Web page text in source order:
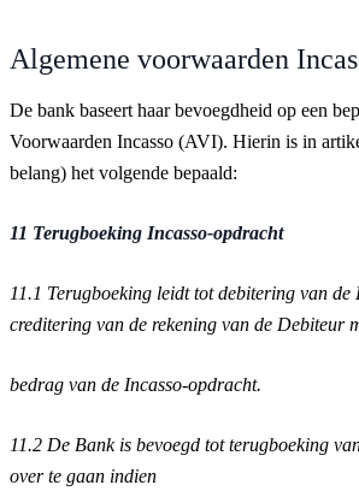
Algemene voorwaarden
De bank baseert haar bevoegdheid op een
Voorwaarden Incasso (AVI). Hierin is in
belang) het volgende bepaald:
11 Terugboeking Incasso-opdracht
11.1 Terugboeking leidt tot debitering van de
creditering van de rekening van de Debiteur
bedrag van de Incasso-opdracht.
11.2 De Bank is bevoegd tot terugboeking
over te gaan indien